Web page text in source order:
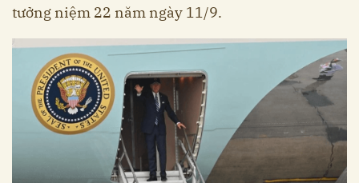
tưởng niệm 22 năm ngày 11/9.